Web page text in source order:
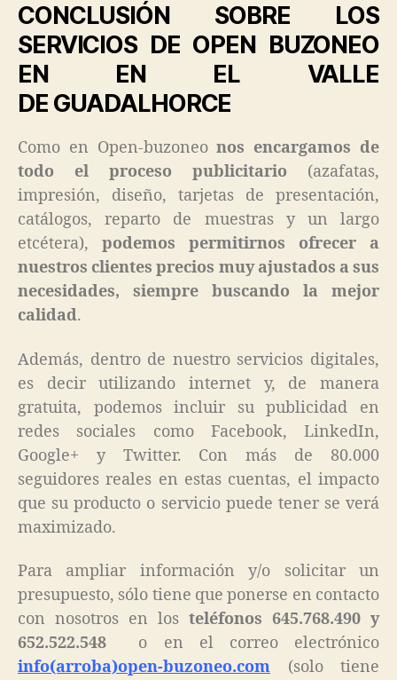
CONCLUSIÓN SOBRE LOS
SERVICIOS DE OPEN BUZONEO
EN EN EL VALLE
DE GUADALHORCE
Como en Open-buzoneonos encargamos de
todo el proceso publicitario (azafatas,
impresión, diseño, tarjetas de presentación,
catálogos, reparto de muestras y un largo
etcétera), podemos permitirnos ofrecer a
nuestros clientes precios muy ajustados a sus
necesidades, siempre buscando la mejor
calidad.
Además, dentro de nuestro servicios digitales,
es decir utilizando internet y, de manera
gratuita, podemos incluir su publicidad en
redes sociales como Facebook, LinkedIn,
Google+ y Twitter. Con más de 80.000
seguidores reales en estas cuentas, el impacto
que su producto o servicio puede tener se verá
maximizado.
Para ampliar información y/o solicitar un
presupuesto, sólo tiene que ponerse en contacto
con nosotros en los teléfonos 645.768.490 y
652.522.548 o en el correo electrónico
info(arroba)open-buzoneo.com (solo tiene